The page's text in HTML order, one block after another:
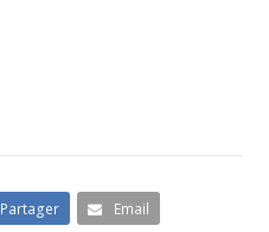
Partager Email